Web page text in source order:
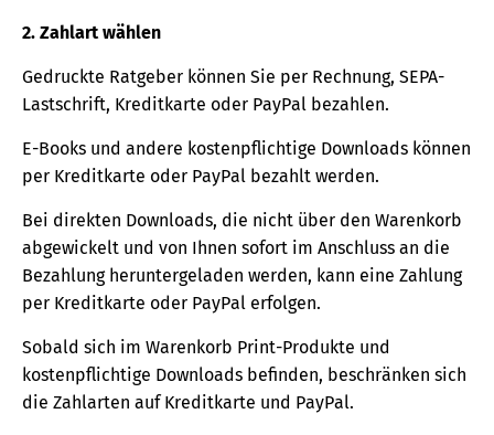
2. Zahlart wählen
Gedruckte Ratgeber können Sie per Rechnung, SEPA-
Lastschrift, Kreditkarte oder PayPal bezahlen.
E-Books und andere kostenpflichtige Downloads können
per Kreditkarte oder PayPal bezahlt werden.
Bei direkten Downloads, die nicht über den Warenkorb
abgewickelt und von Ihnen sofort im Anschluss an die
Bezahlung heruntergeladen werden, kann eine Zahlung
per Kreditkarte oder PayPal erfolgen.
Sobald sich im Warenkorb Print-Produkte und
kostenpflichtige Downloads befinden, beschränken sich
die Zahlarten auf Kreditkarte und PayPal.